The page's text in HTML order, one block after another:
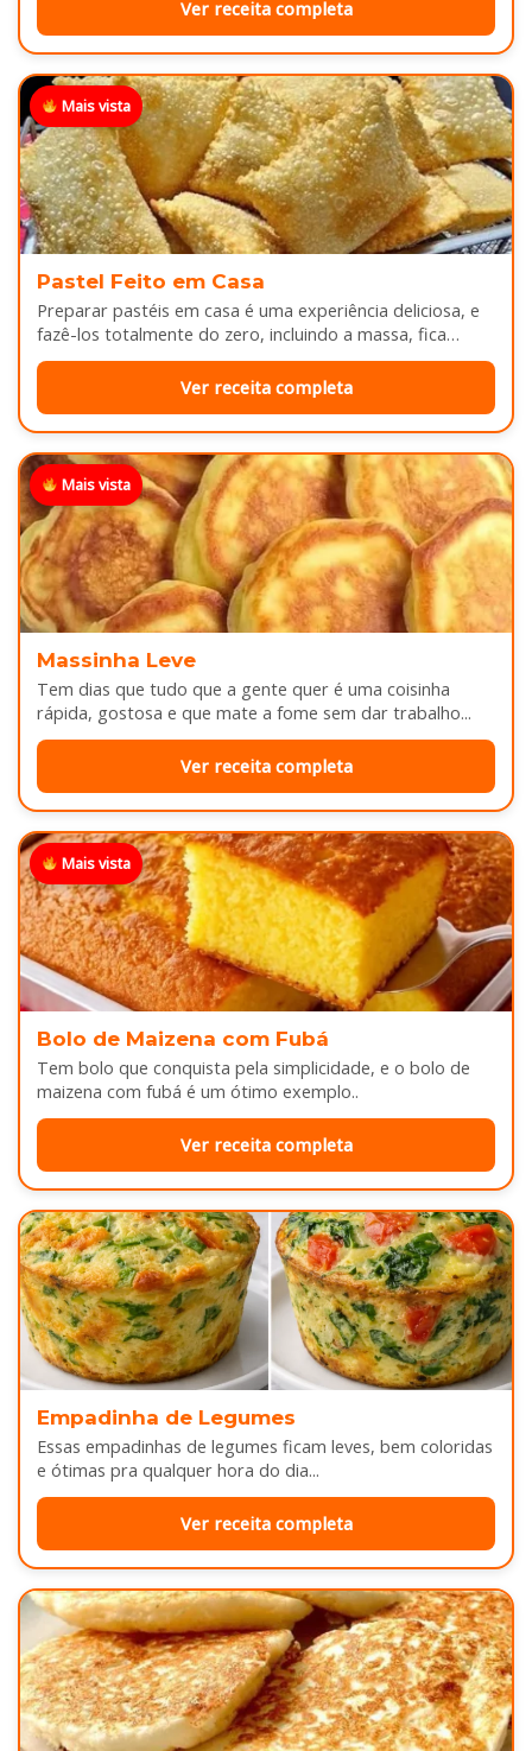
Ver receita completa
Mais vista
Pastel Feito em Casa
Preparar pastéis em casa é uma experiência deliciosa, e
fazê-los totalmente do zero, incluindo a massa, fica
melhor ainda...
Ver receita completa
Mais vista
Massinha Leve
Tem dias que tudo que a gente quer é uma coisinha
rápida, gostosa e que mate a fome sem dar trabalho...
Ver receita completa
Mais vista
Bolo de Maizena com Fubá
Tem bolo que conquista pela simplicidade, e o bolo de
maizena com fubá é um ótimo exemplo..
Ver receita completa
Empadinha de Legumes
Essas empadinhas de legumes ficam leves, bem coloridas
e ótimas pra qualquer hora do dia...
Ver receita completa